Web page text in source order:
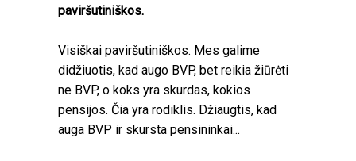
paviršutiniškos.
Visiškai paviršutiniškos. Mes galime
didžiuotis, kad augo BVP, bet reikia žiūrėti
ne BVP, o koks yra skurdas, kokios
pensijos. Čia yra rodiklis. Džiaugtis, kad
auga BVP ir skursta pensininkai...